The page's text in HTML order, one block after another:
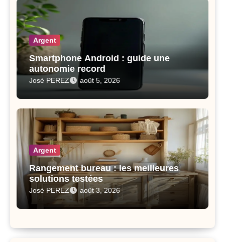
Argent
Smartphone Android : guide une
autonomie record
José PEREZ août 5, 2026
Argent
Rangement bureau : les meilleures
solutions testées
José PEREZ août 3, 2026